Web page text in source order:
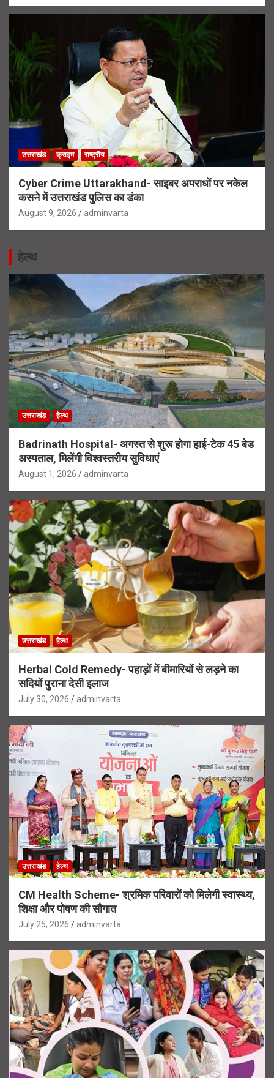
उत्तराखंड क्राइम राष्ट्रीय
Cyber Crime Uttarakhand- साइबर अपराधों पर नकेल
कसने में उत्तराखंड पुलिस का डंका
August 9, 2026 adminvarta
हेल्थ
उत्तराखंड हेल्थ
Badrinath Hospital- अगस्त से शुरू होगा हाई-टेक 45 बेड
अस्पताल, मिलेंगी विश्वस्तरीय सुविधाएं
August 1, 2026 adminvarta
उत्तराखंड हेल्थ
Herbal Cold Remedy- पहाड़ों में बीमारियों से लड़ने का
सदियों पुराना देसी इलाज
July 30, 2026 adminvarta
उत्तराखंड हेल्थ
CM Health Scheme- श्रमिक परिवारों को मिलेगी स्वास्थ्य,
शिक्षा और पोषण की सौगात
July 25, 2026 adminvarta